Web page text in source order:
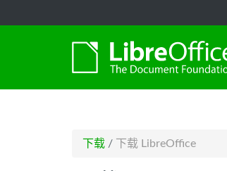
下载 / 下载 LibreOffice